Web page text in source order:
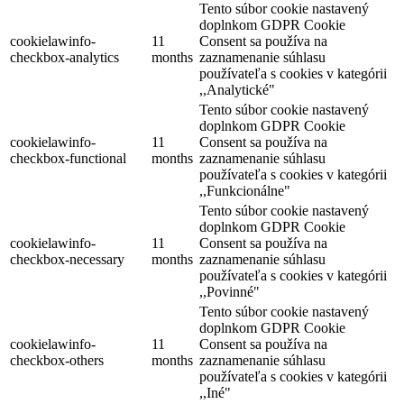
cookielawinfo-
checkbox-analytics
11
months
Tento súbor cookie nastavený
doplnkom GDPR Cookie
Consent sa používa na
zaznamenanie súhlasu
používateľa s cookies v kategórii
,,Analytické"
cookielawinfo-
checkbox-functional
11
months
Tento súbor cookie nastavený
doplnkom GDPR Cookie
Consent sa používa na
zaznamenanie súhlasu
používateľa s cookies v kategórii
,,Funkcionálne"
cookielawinfo-
checkbox-necessary
11
months
Tento súbor cookie nastavený
doplnkom GDPR Cookie
Consent sa používa na
zaznamenanie súhlasu
používateľa s cookies v kategórii
,,Povinné"
cookielawinfo-
checkbox-others
11
months
Tento súbor cookie nastavený
doplnkom GDPR Cookie
Consent sa používa na
zaznamenanie súhlasu
používateľa s cookies v kategórii
,,Iné"